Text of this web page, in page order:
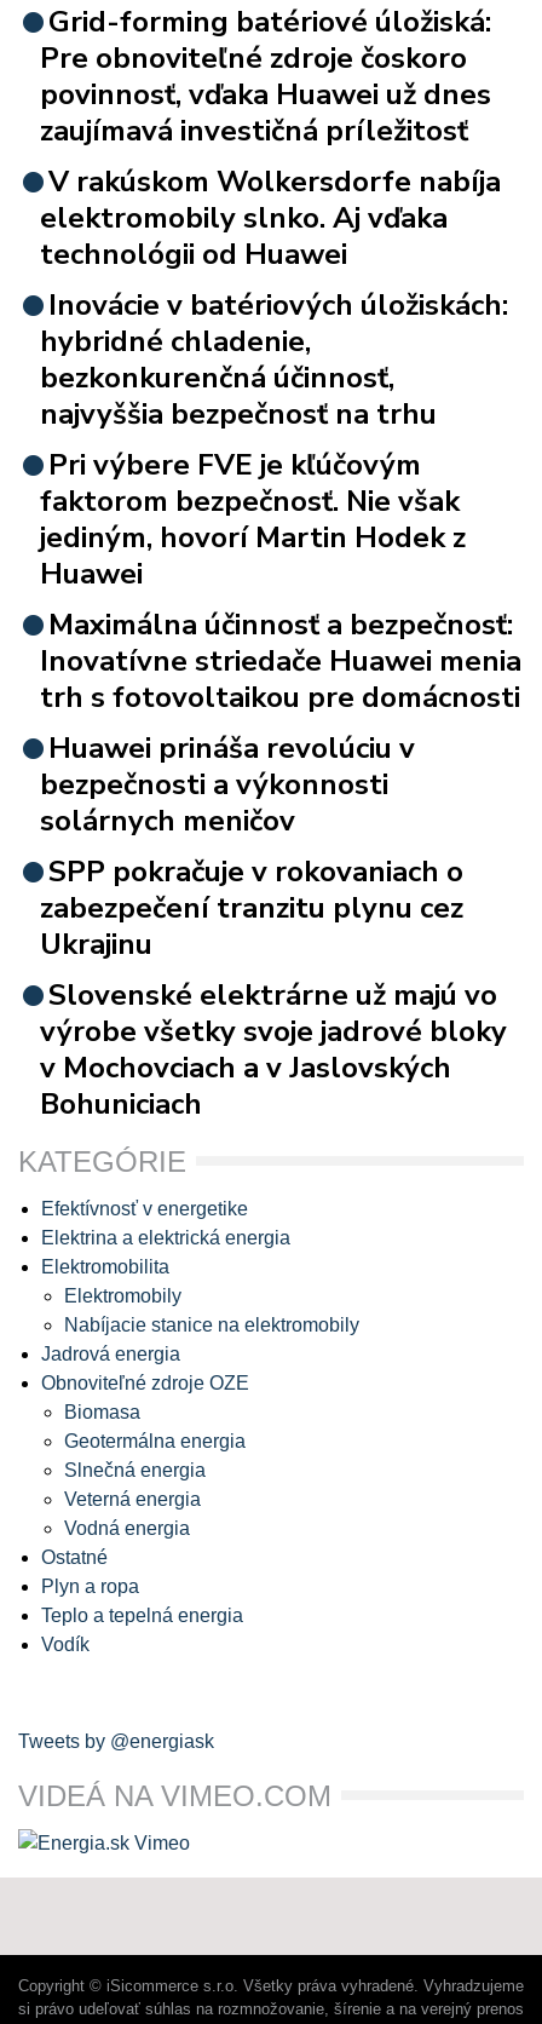
Grid-forming batériové úložiská:
Pre obnoviteľné zdroje čoskoro
povinnosť, vďaka Huawei už dnes
zaujímavá investičná príležitosť
V rakúskom Wolkersdorfe nabíja
elektromobily slnko. Aj vďaka
technológii od Huawei
Inovácie v batériových úložiskách:
hybridné chladenie,
bezkonkurenčná účinnosť,
najvyššia bezpečnosť na trhu
Pri výbere FVE je kľúčovým
faktorom bezpečnosť. Nie však
jediným, hovorí Martin Hodek z
Huawei
Maximálna účinnosť a bezpečnosť:
Inovatívne striedače Huawei menia
trh s fotovoltaikou pre domácnosti
Huawei prináša revolúciu v
bezpečnosti a výkonnosti
solárnych meničov
SPP pokračuje v rokovaniach o
zabezpečení tranzitu plynu cez
Ukrajinu
Slovenské elektrárne už majú vo
výrobe všetky svoje jadrové bloky
v Mochovciach a v Jaslovských
Bohuniciach
KATEGÓRIE
Efektívnosť v energetike
Elektrina a elektrická energia
Elektromobilita
Elektromobily
Nabíjacie stanice na elektromobily
Jadrová energia
Obnoviteľné zdroje OZE
Biomasa
Geotermálna energia
Slnečná energia
Veterná energia
Vodná energia
Ostatné
Plyn a ropa
Teplo a tepelná energia
Vodík
Tweets by @energiask
VIDEÁ NA VIMEO.COM
Copyright © iSicommerce s.r.o. Všetky práva vyhradené. Vyhradzujeme
si právo udeľovať súhlas na rozmnožovanie, šírenie a na verejný prenos